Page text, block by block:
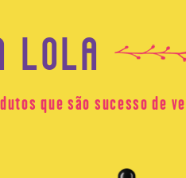
LOLA
que são sucesso de